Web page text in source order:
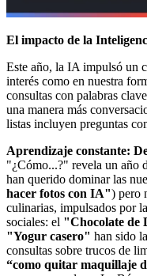
El impacto de la
Este año, la IA impulsó un
interés como en nuestra
consultas con palabras
una manera más
listas incluyen preguntas
Aprendizaje constante:
"¿Cómo...?" revela un año
han querido dominar las
hacer fotos con IA") pero
culinarias, impulsados por
sociales: el "Chocolate de
"Yogur casero" han sido
consultas sobre trucos de
“como quitar maquillaje